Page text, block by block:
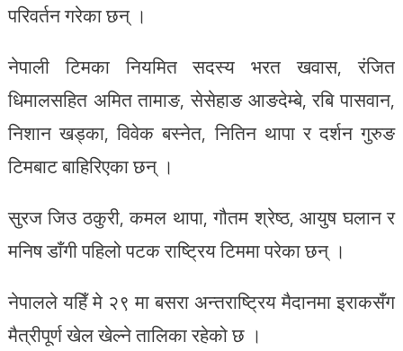
परिवर्तन गरेका छन् ।
नेपाली टिमका नियमित सदस्य भरत खवास, रंजित
धिमालसहित अमित तामाङ, सेसेहाङ आङदेम्बे, रबि पासवान,
निशान खड्का, विवेक बस्नेत, नितिन थापा र दर्शन गुरुङ
टिमबाट बाहिरिएका छन् ।
सुरज जिउ ठकुरी, कमल थापा, गौतम श्रेष्ठ, आयुष घलान र
मनिष डाँगी पहिलो पटक राष्ट्रिय टिममा परेका छन् ।
नेपालले यहिँ मे २९ मा बसरा अन्तराष्ट्रिय मैदानमा इराकसँग
मैत्रीपूर्ण खेल खेल्ने तालिका रहेको छ ।